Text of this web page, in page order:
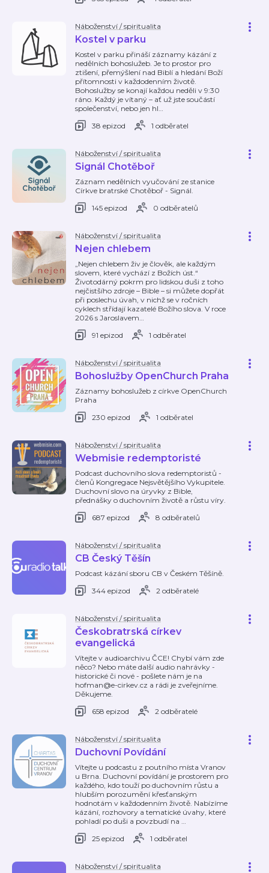
Náboženství / spiritualita
Kostel v parku
Kostel v parku přináší záznamy kázání z
nedělních bohoslužeb. Je to prostor pro
ztišení, přemýšlení nad Biblí a hledání Boží
přítomnosti v každodenním životě.
Bohoslužby se konají každou neděli v 9:30
ráno. Každý je vítaný – ať už jste součástí
společenství, nebo jen hl…
38 epizod
1 odběratel
Náboženství / spiritualita
Signál Chotěboř
Záznam nedělních vyučování ze stanice
Církve bratrské Chotěboř - Signál.
145 epizod
0 odběratelů
Náboženství / spiritualita
Nejen chlebem
„Nejen chlebem živ je člověk, ale každým
slovem, které vychází z Božích úst.“
Životodárný pokrm pro lidskou duši z toho
nejčistšího zdroje – Bible – si můžete dopřát
při poslechu úvah, v nichž se v ročních
cyklech střídají kazatelé Božího slova. V roce
2026 s Jaroslavem…
91 epizod
1 odběratel
Náboženství / spiritualita
Bohoslužby OpenChurch Praha
Záznamy bohoslužeb z církve OpenChurch
Praha
230 epizod
1 odběratel
Náboženství / spiritualita
Webmisie redemptoristé
Podcast duchovního slova redemptoristů -
členů Kongregace Nejsvětějšího Vykupitele.
Duchovní slovo na úryvky z Bible,
přednášky o duchovním životě a růstu víry.
687 epizod
8 odběratelů
Náboženství / spiritualita
CB Český Těšín
Podcast kázání sboru CB v Českém Těšíně.
344 epizod
2 odběratelé
Náboženství / spiritualita
Českobratrská církev
evangelická
Vítejte v audioarchivu ČCE! Chybí vám zde
něco? Nebo máte další audio nahrávky -
historické či nové - pošlete nám je na
hofman@e-cirkev.cz a rádi je zveřejníme.
Děkujeme.
658 epizod
2 odběratelé
Náboženství / spiritualita
Duchovní Povídání
Vítejte u podcastu z poutního místa Vranov
u Brna. Duchovní povídání je prostorem pro
každého, kdo touží po duchovním růstu a
hlubším porozumění křesťanským
hodnotám v každodenním životě. Nabízíme
kázání, rozhovory a tematické úvahy, které
pohladí po duši a povzbudí na …
25 epizod
1 odběratel
Náboženství / spiritualita